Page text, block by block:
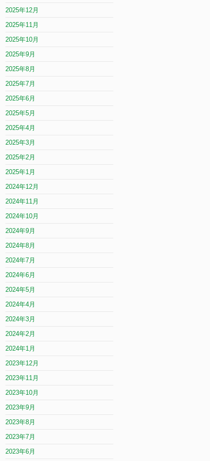
2025年12月
2025年11月
2025年10月
2025年9月
2025年8月
2025年7月
2025年6月
2025年5月
2025年4月
2025年3月
2025年2月
2025年1月
2024年12月
2024年11月
2024年10月
2024年9月
2024年8月
2024年7月
2024年6月
2024年5月
2024年4月
2024年3月
2024年2月
2024年1月
2023年12月
2023年11月
2023年10月
2023年9月
2023年8月
2023年7月
2023年6月